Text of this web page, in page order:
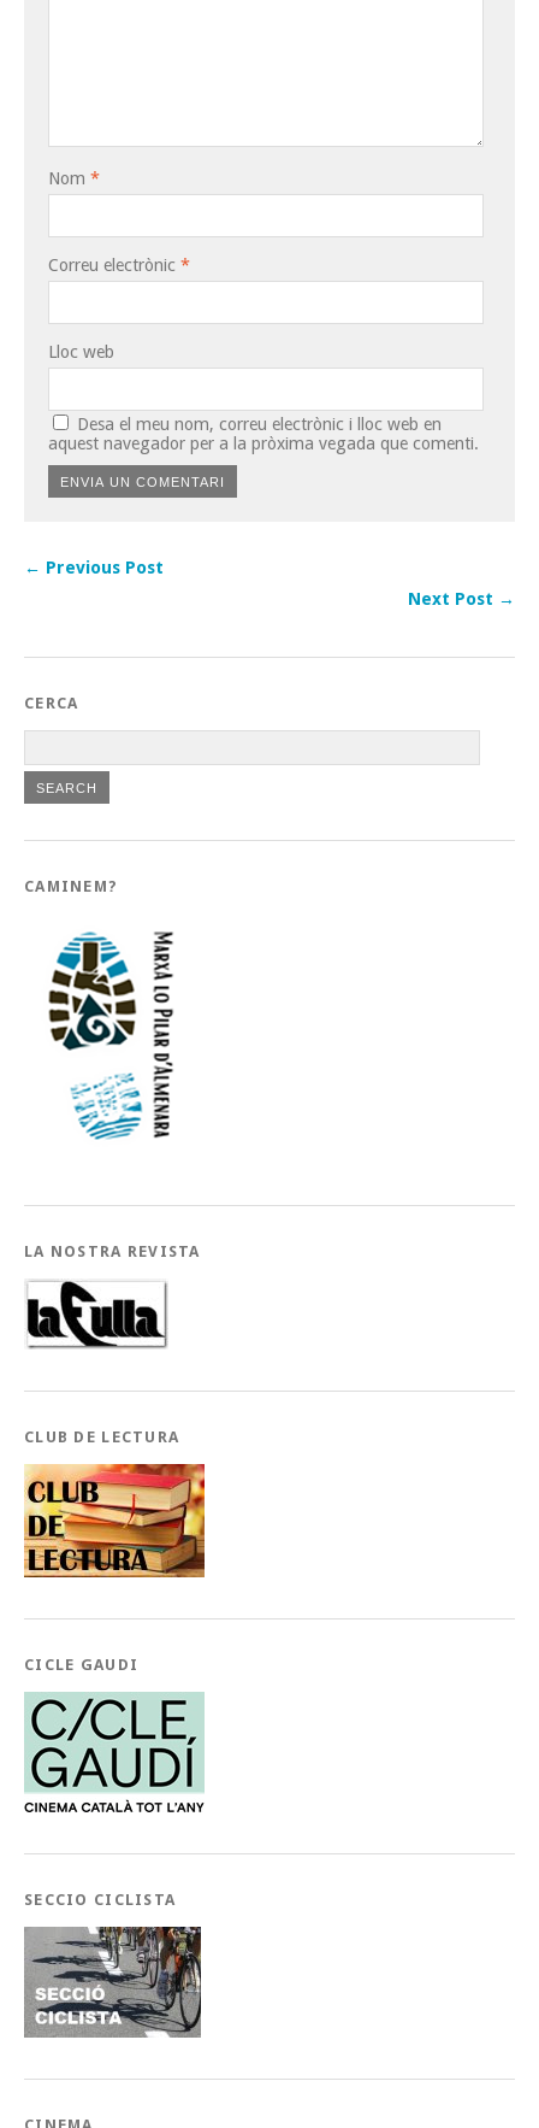
Nom *
Correu electrònic *
Lloc web
Desa el meu nom, correu electrònic i lloc web en
aquest navegador per a la pròxima vegada que comenti.
← Previous Post
Next Post →
CERCA
CAMINEM?
LA NOSTRA REVISTA
CLUB DE LECTURA
CICLE GAUDI
SECCIO CICLISTA